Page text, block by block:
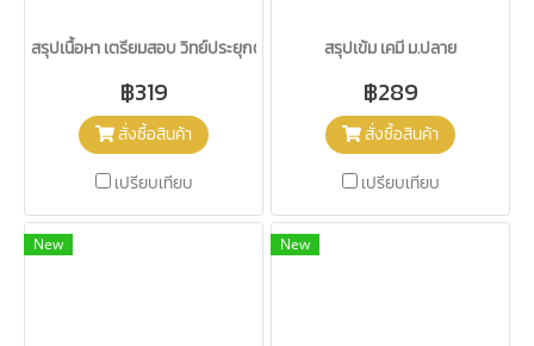
สรุปเนื้อหา เตรียมสอบ วิทย์ประยุกต์
฿319
สั่งซื้อสินค้า
เปรียบเทียบ
สรุปเข้ม เคมี ม.ปลาย
฿289
สั่งซื้อสินค้า
เปรียบเทียบ
New New